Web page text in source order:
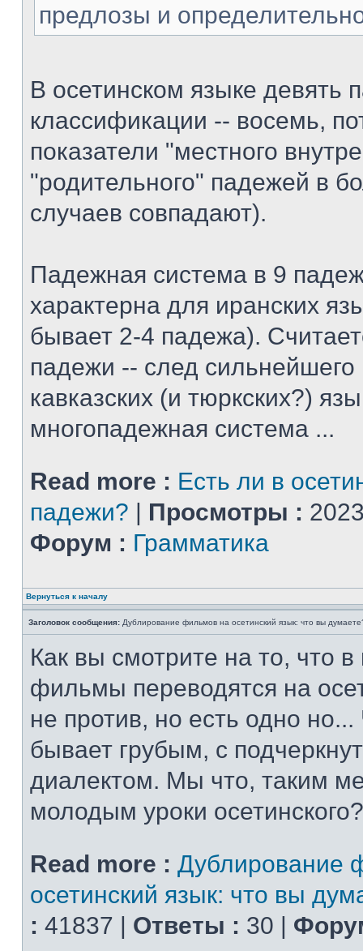
предлозы и
В осетинском языке девять
классификации -- восемь,
показатели "местного
"родительного" падежей в
случаев совпадают).
Падежная система в 9
характерна для иранских
бывает 2-4 падежа).
падежи -- след сильнейшего
кавказских (и тюркских?)
многопадежная система ...
Read more : Есть ли в
падежи? | Просмотры :
Форум : Грамматика
Вернуться к началу
Заголовок сообщения: Дублирование фильмов на осетинский язык: что вы
Как вы смотрите на то, что
фильмы переводятся на
не против, но есть одно
бывает грубым, с
диалектом. Мы что, таким
молодым уроки
Read more : Дублирование
осетинский язык: что вы
: 41837 | Ответы : 30 |